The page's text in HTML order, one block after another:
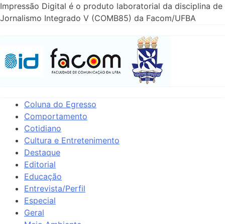
Impressão Digital é o produto laboratorial da disciplina de
Jornalismo Integrado V (COMB85) da Facom/UFBA
Coluna do Egresso
Comportamento
Cotidiano
Cultura e Entretenimento
Destaque
Editorial
Educação
Entrevista/Perfil
Especial
Geral